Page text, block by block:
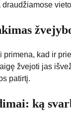
kad ir
žvejoti jas
patirtį.
ką